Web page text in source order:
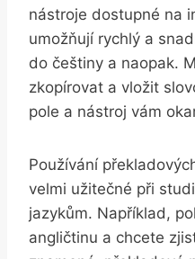
nástroje dostupné na
umožňují rychlý a
‌do češtiny a naopak.
zkopírovat a vložit
pole a nástroj vám
Používání
velmi užitečné při
jazykům. Například,
angličtinu a‍ chcete